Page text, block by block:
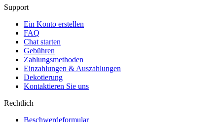
Support
Ein Konto erstellen
FAQ
Chat starten
Gebühren
Zahlungsmethoden
Einzahlungen & Auszahlungen
Dekotierung
Kontaktieren Sie uns
Rechtlich
Beschwerdeformular